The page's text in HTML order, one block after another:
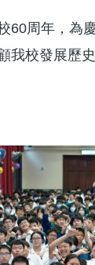
60周年，為
我校發展歷